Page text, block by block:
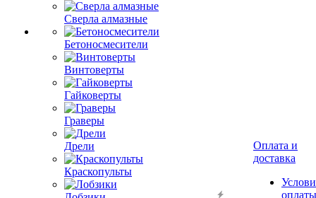
Сверла алмазные
Бетоносмесители
Винтоверты
Гайковерты
Граверы
Дрели
Краскопульты
Оплата и
доставка
оплаты